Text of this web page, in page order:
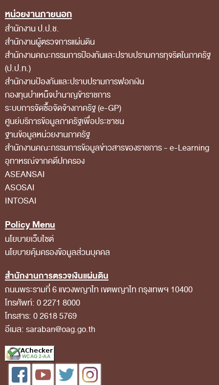
แผ่นดิน
โครงสร้างคณะกรรมการตรวจสอบ
เอกสารที่เกี่ยวข้องกับคณะกรรมการตรวจสอบ
คณะกรรมการมาตรฐานจริยธรรมของเจ้าหน้าที่และ
บุคลากรอื่น
โครงสร้างคณะกรรมการ
เอกสารที่เกี่ยวข้อง
ตราสัญลักษณ์ สตง.
ผลการตรวจสอบ
ผลการตรวจสอบที่สำคัญ
สถิติการตรวจสอบรายงานการเงิน
ข้อมูลสาธารณะ
แผนการจัดซื้อจัดจ้าง
ประกาศประกวดราคา/ราคากลาง/ขายพัสดุเสื่อม
สภาพ
สรุปผลการจัดซื้อจัดจ้าง
ข้อมูลสาระสำคัญในสัญญา
การรายงานผลการจัดซื้อจัดจ้าง หรือการจัดการ
การประเมิน ITA
ศูนย์ข้อมูลข่าวสารของราชการ
หน่วยงานภายนอก
สำนักงาน ป.ป.ช.
สำนักงานผู้ตรวจการแผ่นดิน
สำนักงานคณะกรรมการป้องกันและปราบปรามการทุจริตในภาครัฐ
(ป.ป.ท.)
สำนักงานป้องกันและปราบปรามการฟอกเงิน
กองทุนบำเหน็จบำนาญข้าราชการ
ระบบการจัดซื้อจัดจ้างภาครัฐ (e-GP)
ศูนย์บริการข้อมูลภาครัฐเพื่อประชาชน
ฐานข้อมูลหน่วยงานภาครัฐ
สํานักงานคณะกรรมการข้อมูลข่าวสารของราชการ - e-Learning
อุทาหรณ์จากคดีปกครอง
ASEANSAI
ASOSAI
INTOSAI
Policy Menu
นโยบายเว็บไซต์
นโยบายคุ้มครองข้อมูลส่วนบุคคล
สำนักงานการตรวจเงินแผ่นดิน
ถนนพระรามที่ 6 แขวงพญาไท เขตพญาไท กรุงเทพฯ 10400
โทรศัพท์: 0 2271 8000
โทรสาร: 0 2618 5769
อีเมล: saraban@oag.go.th